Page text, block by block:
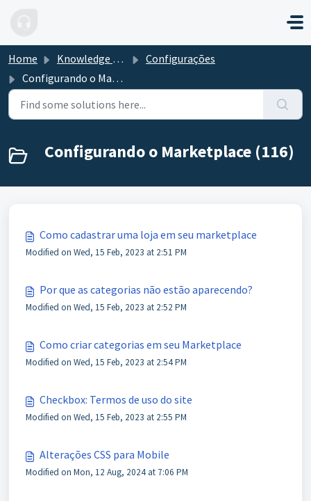
Home Knowledge base
Configurações
Configurando o Marketplace
Configurando o Marketplace (116)
Como cadastrar uma loja em seu marketplace
Modified on Wed, 15 Feb, 2023 at 2:51 PM
Por que as categorias não estão aparecendo?
Modified on Wed, 15 Feb, 2023 at 2:52 PM
Como criar categorias em seu Marketplace
Modified on Wed, 15 Feb, 2023 at 2:54 PM
Checkbox: Termos de uso do site
Modified on Wed, 15 Feb, 2023 at 2:55 PM
Alterações CSS para Mobile
Modified on Mon, 12 Aug, 2024 at 7:06 PM